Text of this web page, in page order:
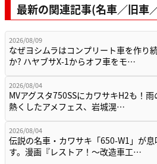
最新の関連記事(名車／旧車
2026/08/09
なぜヨシムラはコンプリート車を作り
か? ハヤブサX-1からオフ車をモ…
2026/08/04
MVアグスタ750SSにカワサキH2も！雨
熱くしたアメフェス、岩城滉…
2026/08/04
伝説の名車・カワサキ「650-W1」が息
す。漫画『レストア！～改造車工…